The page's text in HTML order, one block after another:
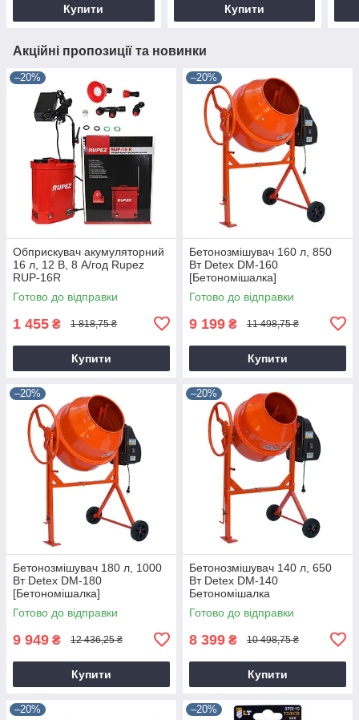
Купити Купити
Акційні пропозиції та новинки
–20%
Обприскувач акумуляторний
16 л, 12 В, 8 А/год Rupez
RUP-16R
Готово до відправки
1 455 ₴ 1 818,75 ₴
Купити
–20%
Бетонозмішувач 160 л, 850
Вт Detex DM-160
[Бетономішалка]
Готово до відправки
9 199 ₴ 11 498,75 ₴
Купити
–20%
Бетонозмішувач 180 л, 1000
Вт Detex DM-180
[Бетономішалка]
Готово до відправки
9 949 ₴ 12 436,25 ₴
Купити
–20%
Бетонозмішувач 140 л, 650
Вт Detex DM-140
Бетономішалка
Готово до відправки
8 399 ₴ 10 498,75 ₴
Купити
–20% –20%